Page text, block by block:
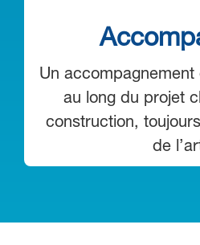
Un
au long du projet
construction,
de